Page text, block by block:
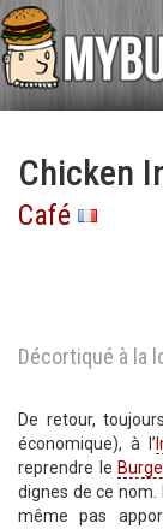
Chicken
Café
Décortiqué à la
De retour,
économique), à l’
reprendre le
dignes de ce nom.
même pas